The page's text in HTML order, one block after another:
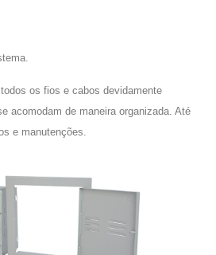
os fios e cabos devidamente
acomodam de maneira organizada. Até
e manutenções.